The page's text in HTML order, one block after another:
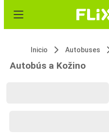
Inicio Autobuses
Autobús a Kožino